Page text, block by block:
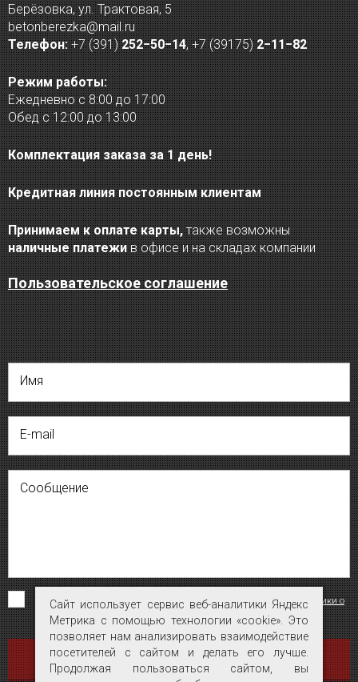
Берёзовка, ул. Трактовая, 5
betonberezka@mail.ru
Телефон: +7 (391)252−50−14,+7 (39175)2−11−82
Режим работы:
Ежедневно с 8:00 до 17:00
Обед с 12:00 до 13:00
Комплектация заказа за 1 день!
Кредитная линия постоянным клиентам
Принимаем к оплате карты,также возможны
наличные платежив офисе и на складах компании
Пользовательское соглашение
Имя
E-mail
Сообщение
Я согласен на обработку персональных данных на условиях«Политики о
конфиденциальности персональных данных».
ОТПРАВИТЬ
Сайт использует сервис веб-аналитики Яндекс
Метрика с помощью технологии «cookie». Это
позволяет нам анализировать взаимодействие
посетителей с сайтом и делать его лучше.
Продолжая пользоваться сайтом, вы
Сайт использует сервис веб-аналитики Яндекс
Метрика с помощью технологии «cookie». Это
позволяет нам анализировать взаимодействие
посетителей с сайтом и делать его лучше.
Продолжая пользоваться сайтом, вы